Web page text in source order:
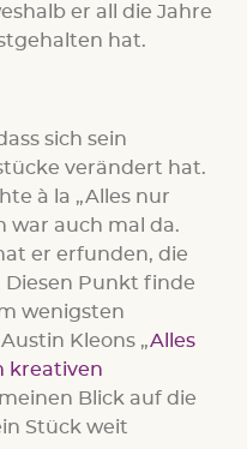
er all die Jahre
hat.
sich sein
verändert hat.
à la „Alles nur
war auch mal da.
er erfunden, die
Punkt finde
wenigsten
Kleons „Alles
kreativen
Blick auf die
Stück weit